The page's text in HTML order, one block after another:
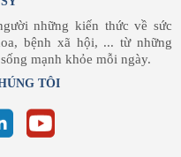
những kiến thức về sức
bệnh xã hội, ... từ những
mạnh khỏe mỗi ngày.
TÔI